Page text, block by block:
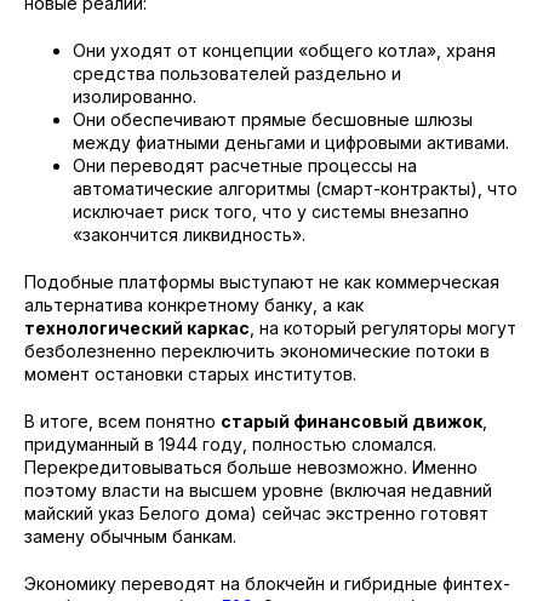
Они уходят от концепции «общего котла», храня
средства пользователей раздельно и
изолированно.
Они обеспечивают прямые бесшовные шлюзы
между фиатными деньгами и цифровыми активами.
Они переводят расчетные процессы на
автоматические алгоритмы (смарт-контракты), что
исключает риск того, что у системы внезапно
«закончится ликвидность».
Подобные платформы выступают не как коммерческая
альтернатива конкретному банку, а как
технологический каркас , на который регуляторы могут
безболезненно переключить экономические потоки в
момент остановки старых институтов.
В итоге, всем понятно старый финансовый движок
придуманный в 1944 году, полностью сломался.
Перекредитовываться больше невозможно. Именно
поэтому власти на высшем уровне (включая недавний
майский указ Белого дома) сейчас экстренно готовят
замену обычным банкам.
Экономику переводят на блокчейн и гибридные финтех-